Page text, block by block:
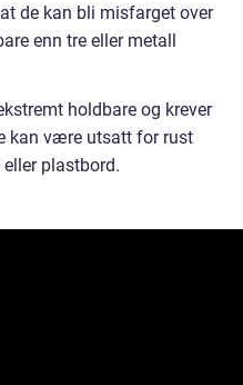
de kan bli misfarget over
enn tre eller metall
holdbare og krever
kan være utsatt for rust
plastbord.